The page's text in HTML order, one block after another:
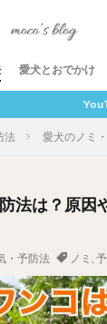
愛犬とおでかけ
ャンネルもぜひご
法 愛犬のノミ
法は？原因
・予防法 ノミ ,